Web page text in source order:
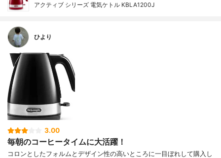
アクティブ シリーズ 電気ケトル KBLA1200J
ひより
3.00
毎朝のコーヒータイムに大活躍！
コロンとしたフォルムとデザイン性の高いところに一目ぼれして購入し